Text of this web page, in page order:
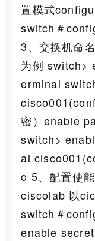
置模式
switch＃
3、交换机命
为例 switch>
erminal
密）enable
switch>
al
o 5、配置使
ciscolab 以
switch＃
enable